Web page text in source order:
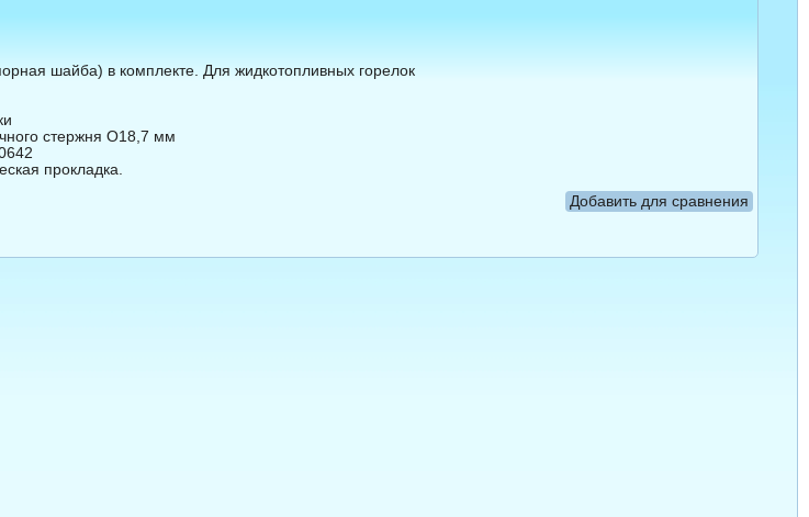
шайба) в комплекте. Для жидкотопливных горелок
стержня O18,7 мм
прокладка.
Добавить для сравнения